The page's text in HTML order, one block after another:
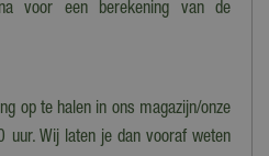
voor een berekening van de
op te halen in ons magazijn/onze
Wij laten je dan vooraf weten